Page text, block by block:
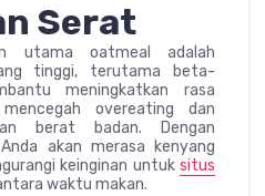
Serat
utama oatmeal adalah
tinggi, terutama beta-
meningkatkan rasa
overeating dan
berat badan. Dengan
akan merasa kenyang
keinginan untuk situs
waktu makan.